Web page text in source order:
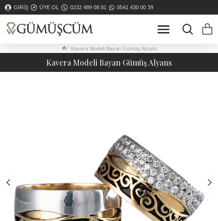
GIRIŞ ÜYE OL 0232 489 08 81 0541 430 00 39
Kavera Modeli Bayan Gümüş Alyans
Kavera Modeli Bayan Gümüş Alyans